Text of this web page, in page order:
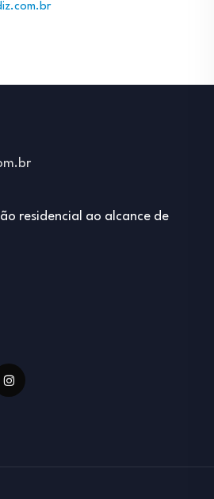
residencial ao alcance de